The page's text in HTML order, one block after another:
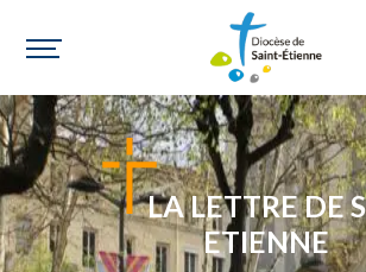
LA LETTRE DE
ETIENNE